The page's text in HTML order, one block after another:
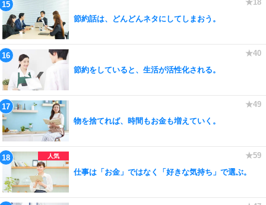
節約話は、どんどんネタにしてしまおう。
節約をしていると、生活が活性化される。
物を捨てれば、時間もお金も増えていく。
仕事は「お金」ではなく「好きな気持ち」で選ぶ。